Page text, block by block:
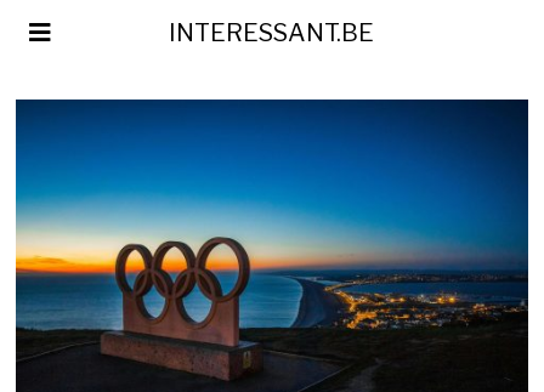
INTERESSANT.BE